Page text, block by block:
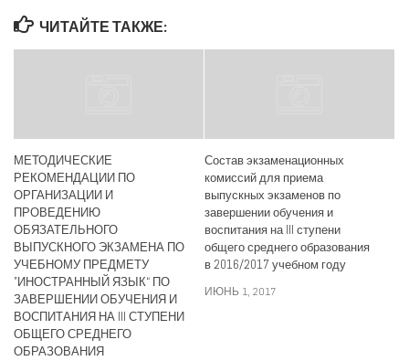
ЧИТАЙТЕ ТАКЖЕ:
МЕТОДИЧЕСКИЕ
РЕКОМЕНДАЦИИ ПО
ОРГАНИЗАЦИИ И
ПРОВЕДЕНИЮ
ОБЯЗАТЕЛЬНОГО
ВЫПУСКНОГО ЭКЗАМЕНА ПО
УЧЕБНОМУ ПРЕДМЕТУ
”ИНОСТРАННЫЙ ЯЗЫК“ ПО
ЗАВЕРШЕНИИ ОБУЧЕНИЯ И
ВОСПИТАНИЯ НА III СТУПЕНИ
ОБЩЕГО СРЕДНЕГО
ОБРАЗОВАНИЯ
Состав экзаменационных
комиссий для приема
выпускных экзаменов по
завершении обучения и
воспитания на III ступени
общего среднего образования
в 2016/2017 учебном году
ИЮНЬ 1, 2017